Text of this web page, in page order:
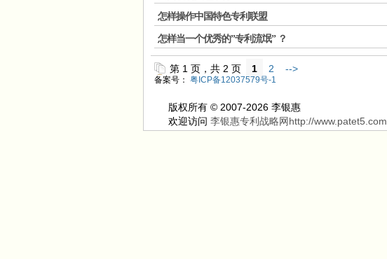
怎样操作中国特色专利联盟
怎样当一个优秀的”专利流氓” ？
第 1 页，共 2 页 1 2 -->
备案号： 粤ICP备12037579号-1
版权所有 © 2007-2026 李银惠
欢迎访问 李银惠专利战略网http://www.patet5.com